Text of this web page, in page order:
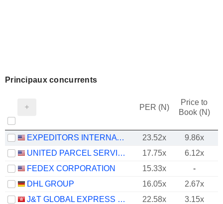
Principaux concurrents
PER (N)
Price to
Book (N)
EXPEDITORS INTERNATIONAL OF WASHINGTON INC. 23.52x
9.86x
UNITED PARCEL SERVICE, INC.
17.75x
6.12x
FEDEX CORPORATION
15.33x
-
DHL GROUP
16.05x
2.67x
J&T GLOBAL EXPRESS LIMITED
22.58x
3.15x